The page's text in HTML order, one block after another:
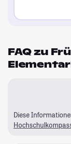
FAQ zu
Diese